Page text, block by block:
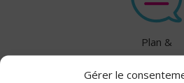
Gérer le
Plan &
Contact